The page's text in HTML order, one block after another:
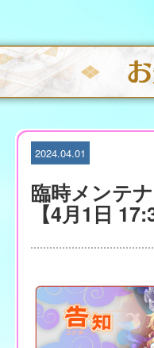
i
p
t
o
c
2024.04.01
臨時メンテ
【4月1日